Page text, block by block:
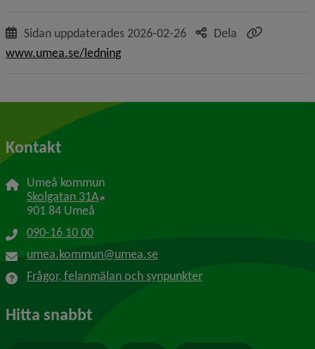
Sidan uppdaterades 2026-02-26
Dela
www.umea.se/ledning
Kontakt
Umeå kommun
Skolgatan 31A Länk till annan webbplats, öppnas i nytt
901 84 Umeå
090-16 10 00
umea.kommun@umea.se
Frågor, felanmälan och synpunkter
Hitta snabbt